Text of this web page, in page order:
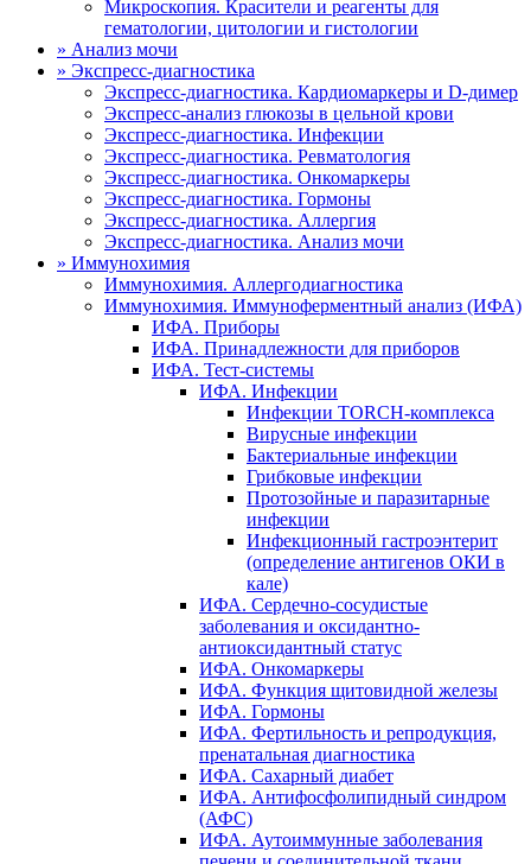
Микроскопия. Красители и реагенты для
гематологии, цитологии и гистологии
» Анализ мочи
» Экспресс-диагностика
Экспресс-диагностика. Кардиомаркеры и D-димер
Экспресс-анализ глюкозы в цельной крови
Экспресс-диагностика. Инфекции
Экспресс-диагностика. Ревматология
Экспресс-диагностика. Онкомаркеры
Экспресс-диагностика. Гормоны
Экспресс-диагностика. Аллергия
Экспресс-диагностика. Анализ мочи
» Иммунохимия
Иммунохимия. Аллергодиагностика
Иммунохимия. Иммуноферментный анализ (ИФА)
ИФА. Приборы
ИФА. Принадлежности для приборов
ИФА. Тест-системы
ИФА. Инфекции
Инфекции TORCH-комплекса
Вирусные инфекции
Бактериальные инфекции
Грибковые инфекции
Протозойные и паразитарные
инфекции
Инфекционный гастроэнтерит
(определение антигенов ОКИ в
кале)
ИФА. Сердечно-сосудистые
заболевания и оксидантно-
антиоксидантный статус
ИФА. Онкомаркеры
ИФА. Функция щитовидной железы
ИФА. Гормоны
ИФА. Фертильность и репродукция,
пренатальная диагностика
ИФА. Сахарный диабет
ИФА. Антифосфолипидный синдром
(АФС)
ИФА. Аутоиммунные заболевания